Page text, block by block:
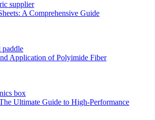
A Comprehensive Guide
Application of Polyimide Fiber
Ultimate Guide to High-Performance